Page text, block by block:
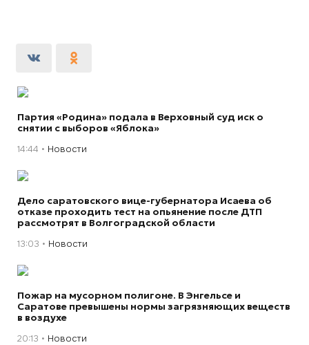
Партия «Родина» подала в Верховный суд иск о
снятии с выборов «Яблока»
14:44 Новости
Дело саратовского вице-губернатора Исаева об
отказе проходить тест на опьянение после ДТП
рассмотрят в Волгоградской области
13:03 Новости
Пожар на мусорном полигоне. В Энгельсе и
Саратове превышены нормы загрязняющих веществ
в воздухе
20:13 Новости